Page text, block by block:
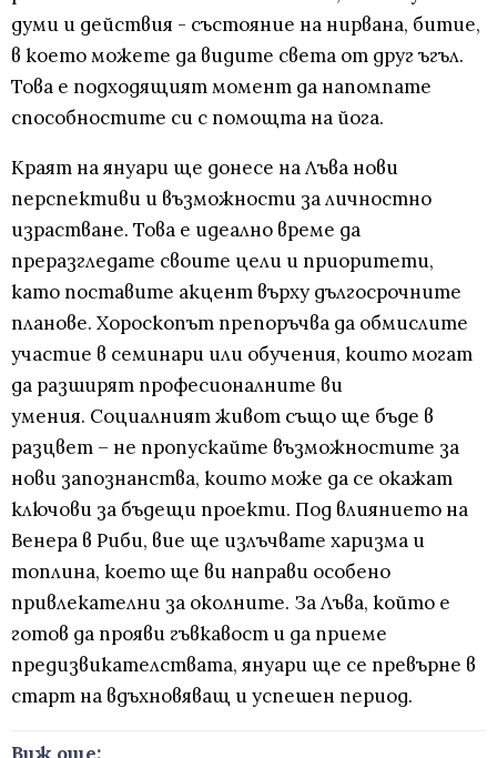
думи и действия - състояние на нирвана, битие,
в което можете да видите света от друг ъгъл.
Това е подходящият момент да напомпате
способностите си с помощта на йога.
Краят на януари ще донесе на Лъва нови
перспективи и възможности за личностно
израстване. Това е идеално време да
преразгледате своите цели и приоритети,
като поставите акцент върху дългосрочните
планове. Хороскопът препоръчва да обмислите
участие в семинари или обучения, които могат
да разширят професионалните ви
умения. Социалният живот също ще бъде в
разцвет – не пропускайте възможностите за
нови запознанства, които може да се окажат
ключови за бъдещи проекти. Под влиянието на
Венера в Риби, вие ще излъчвате харизма и
топлина, което ще ви направи особено
привлекателни за околните. За Лъва, който е
готов да прояви гъвкавост и да приеме
предизвикателствата, януари ще се превърне в
старт на вдъхновяващ и успешен период.